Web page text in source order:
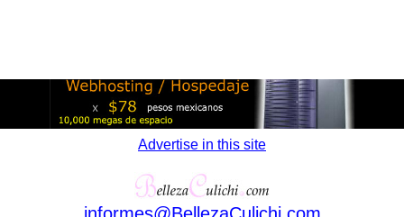
Advertise in this site